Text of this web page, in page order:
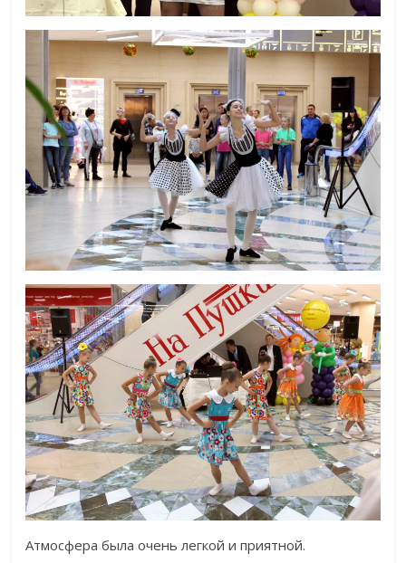
Атмосфера была очень легкой и приятной.